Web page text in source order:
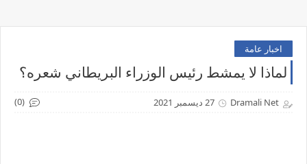
اخبار عامة
لماذا لا يمشط رئيس الوزراء البريطاني شعره؟
Dramali Net 27 ديسمبر 2021 (0)